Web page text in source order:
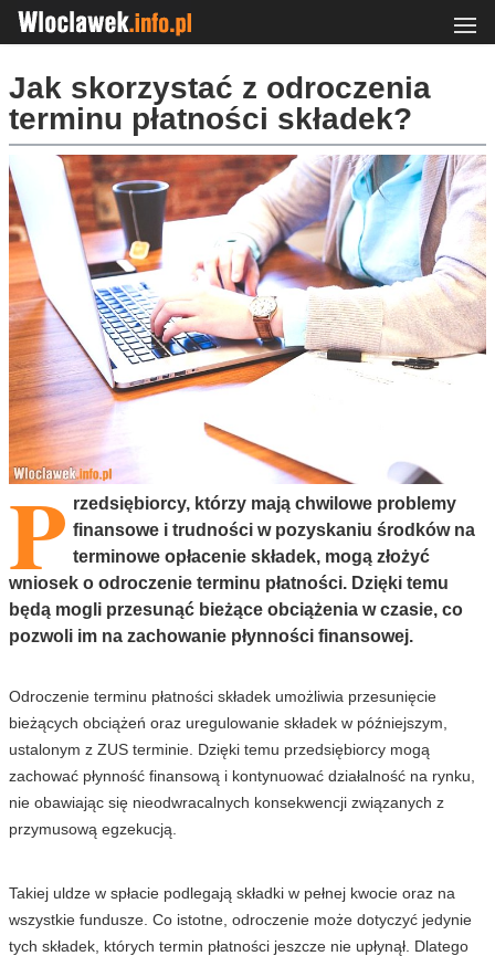
Jak skorzystać z odroczenia
terminu płatności składek?
P rzedsiębiorcy, którzy mają chwilowe problemy
finansowe i trudności w pozyskaniu środków na
terminowe opłacenie składek, mogą złożyć
wniosek o odroczenie terminu płatności. Dzięki temu
będą mogli przesunąć bieżące obciążenia w czasie, co
pozwoli im na zachowanie płynności finansowej.
Odroczenie terminu płatności składek umożliwia przesunięcie
bieżących obciążeń oraz uregulowanie składek w późniejszym,
ustalonym z ZUS terminie. Dzięki temu przedsiębiorcy mogą
zachować płynność finansową i kontynuować działalność na rynku,
nie obawiając się nieodwracalnych konsekwencji związanych z
przymusową egzekucją.
Takiej uldze w spłacie podlegają składki w pełnej kwocie oraz na
wszystkie fundusze. Co istotne, odroczenie może dotyczyć jedynie
tych składek, których termin płatności jeszcze nie upłynął. Dlatego